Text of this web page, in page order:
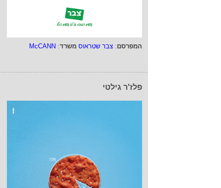
המפרסם: צבר שטראוס משרד:
McCANN
פלז'ר גילטי